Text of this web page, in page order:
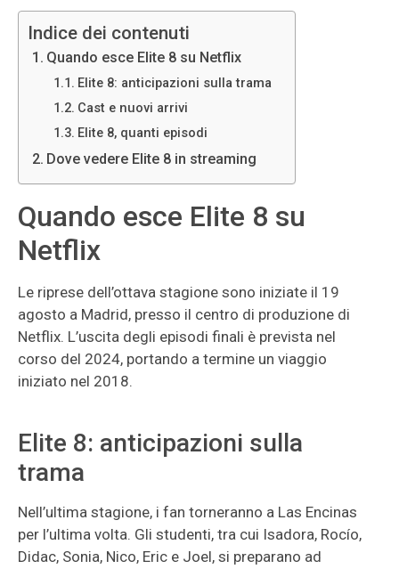
Indice dei contenuti
Quando esce Elite 8 su Netflix
Elite 8: anticipazioni sulla trama
Cast e nuovi arrivi
Elite 8, quanti episodi
Dove vedere Elite 8 in streaming
Quando esce Elite 8 su
Netflix
Le riprese dell’ottava stagione sono iniziate il 19
agosto a Madrid, presso il centro di produzione di
Netflix. L’uscita degli episodi finali è prevista nel
corso del 2024, portando a termine un viaggio
iniziato nel 2018.
Elite 8: anticipazioni sulla
trama
Nell’ultima stagione, i fan torneranno a Las Encinas
per l’ultima volta. Gli studenti, tra cui Isadora, Rocío,
Didac, Sonia, Nico, Eric e Joel, si preparano ad